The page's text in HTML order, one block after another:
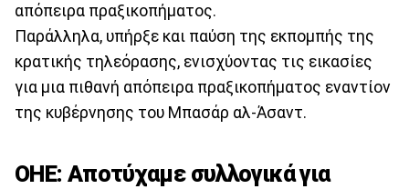
απόπειρα πραξικοπήματος.
Παράλληλα, υπήρξε και παύση της εκπομπής της
κρατικής τηλεόρασης, ενισχύοντας τις εικασίες
για μια πιθανή απόπειρα πραξικοπήματος εναντίον
της κυβέρνησης του Μπασάρ αλ-Άσαντ.
ΟΗΕ: Αποτύχαμε συλλογικά για